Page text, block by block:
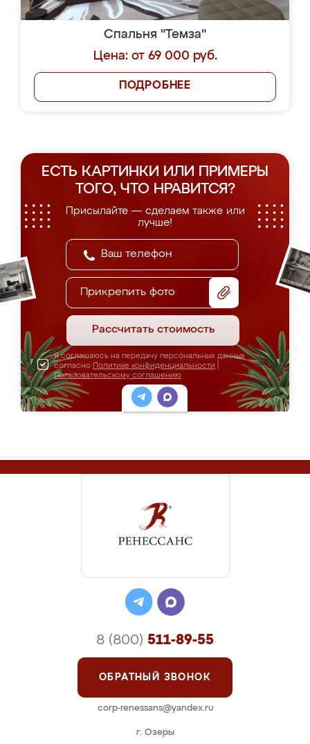
Спальня "Темза"
Цена: от 69 000 руб.
ПОДРОБНЕЕ
ЕСТЬ КАРТИНКИ ИЛИ ПРИМЕРЫ
ТОГО, ЧТО НРАВИТСЯ?
Присылайте — сделаем также или
лучше!
Прикрепить фото
Рассчитать стоимость
Я соглашаюсь на передачу персональных данных
согласно Политике конфиденциальности
Пользовательскому соглашению
г. Озеры
8 (800) 511-89-55
ОБРАТНЫЙ ЗВОНОК
corp-renessans@yandex.ru